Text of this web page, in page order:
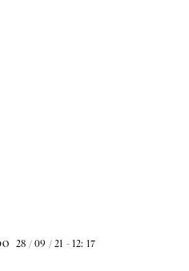
28 / 09 / 21 - 12: 17